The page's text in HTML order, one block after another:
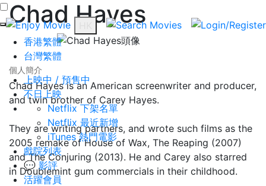
香港繁體
台灣繁體
上映中 / 預售中
不日上映
Netflix 下架名單
Netflix 最近新增
iTunes 熱門電影
戲院列表
💬 影評
活躍會員
Chad Hayes
個人簡介
Chad Hayes is an American screenwriter and producer,
and twin brother of Carey Hayes.
They are writing partners, and wrote such films as the
2005 remake of House of Wax, The Reaping (2007)
and The Conjuring (2013). He and Carey also starred
in Doublemint gum commercials in their childhood.